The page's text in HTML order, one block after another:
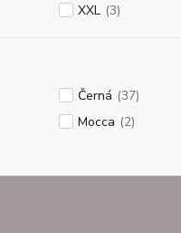
XXL (3)
Černá (37)
Mocca (2)